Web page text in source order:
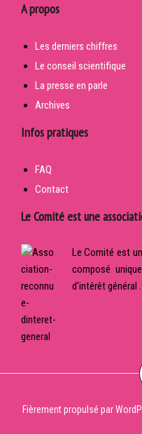
A propos
Les derniers chiffres
Le conseil scientifique
La presse en parle
Archives
Infos pratiques
FAQ
Contact
Le Comité est une
Le Comité est
composé
d'intérêt général .
Fièrement propulsé par